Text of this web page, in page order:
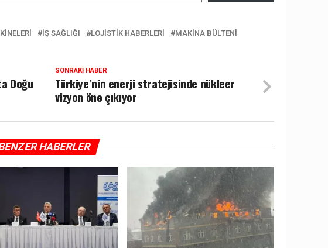
IŞ SAĞLIĞI LOJISTIK HABERLERI
MAKINA BÜLTENI
SONRAKI HABER
Türkiye’nin enerji stratejisinde nükleer
vizyon öne çıkıyor
Doğu
HABERLER